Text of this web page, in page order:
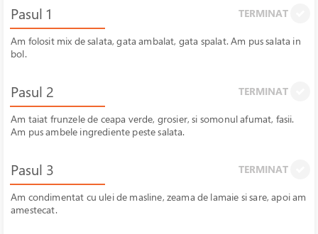
Pasul 1 TERMINAT
Am folosit mix de salata, gata ambalat, gata spalat. Am pus salata in
bol.
Pasul 2 TERMINAT
Am taiat frunzele de ceapa verde, grosier, si somonul afumat, fasii.
Am pus ambele ingrediente peste salata.
Pasul 3 TERMINAT
Am condimentat cu ulei de masline, zeama de lamaie si sare, apoi am
amestecat.